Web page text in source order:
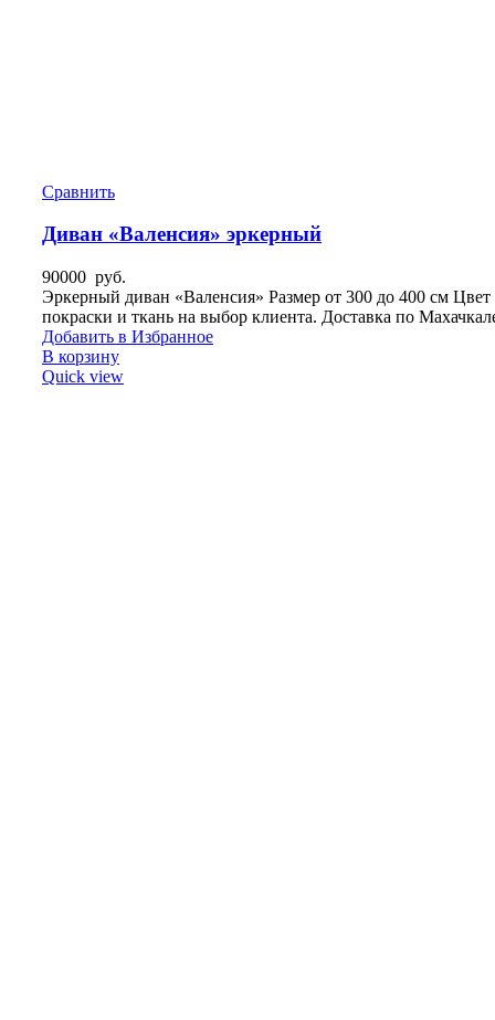
Сравнить
Диван «Валенсия» эркерный
90000 руб.
Эркерный диван «Валенсия» Размер от 300 до 400 см Цвет
покраски и ткань на выбор клиента. Доставка по
Добавить в Избранное
В корзину
Quick view